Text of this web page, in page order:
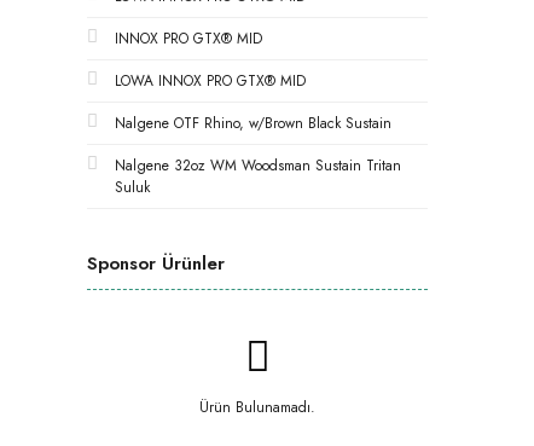
INNOX PRO GTX® MID
LOWA INNOX PRO GTX® MID
Nalgene OTF Rhino, w/Brown Black Sustain
Nalgene 32oz WM Woodsman Sustain Tritan
Suluk
Sponsor Ürünler
Ürün Bulunamadı.